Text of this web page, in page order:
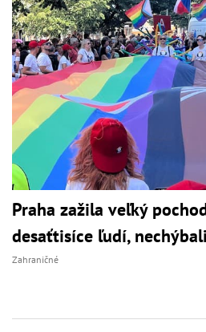
Praha zažila veľký
desaťtisíce ľudí,
Zahraničné